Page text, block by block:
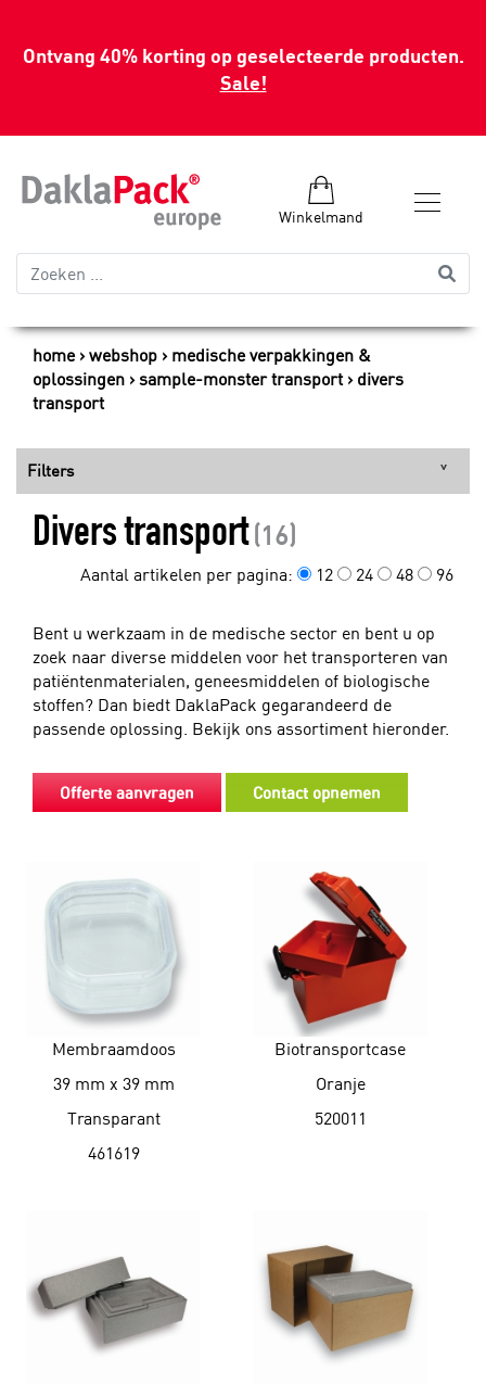
Ontvang 40% korting op geselecteerde producten.
Sale!
Winkelmand
home webshop
medische verpakkingen &
oplossingen
sample-monster transport
divers
transport
Filters
Divers transport (16)
Aantal artikelen per pagina: 12 24 48 96
Bent u werkzaam in de medische sector en bent u op
zoek naar diverse middelen voor het transporteren van
patiëntenmaterialen, geneesmiddelen of biologische
stoffen? Dan biedt DaklaPack gegarandeerd de
passende oplossing. Bekijk ons assortiment hieronder.
Offerte aanvragen Contact opnemen
Membraamdoos
39 mm x 39 mm
Transparant
461619
Biotransportcase
Oranje
520011